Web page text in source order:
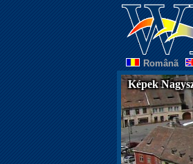
Românã
Képek